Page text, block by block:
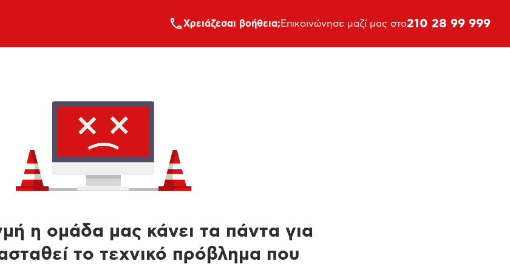
Xρειάζεσαι βοήθεια; Επικοινώνησε μαζί μας στο210 28 99 999
η ομάδα μας κάνει τα πάντα για
το τεχνικό πρόβλημα που